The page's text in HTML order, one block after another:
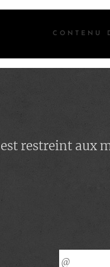
CONTENU
restreint aux